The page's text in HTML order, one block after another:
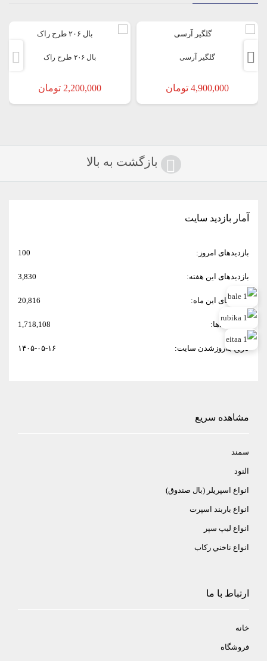
قابلیت پوشش خوردگی و پوسیدگی.
بال ۲۰۶ طرح راک
2,200,000 تومان
گلگیر آرسی
4,900,000 تومان
بازگشت به بالا
آمار بازدید سایت
بازدیدهای امروز: 100
بازدیدهای این هفته: 3,830
بازدیدهای این ماه: 20,816
کل بازدیدها: 1,718,108
تاریخ به‌روزشدن سایت: ۱۴۰۵-۰۵-۱۶
مشاهده سریع
سمند
النود
انواع اسپريلر (بال صندوق)
انواع باربند اسپرت
انواع ليپ سپر
انواع ناخني ركاب
ارتباط با ما
خانه
فروشگاه